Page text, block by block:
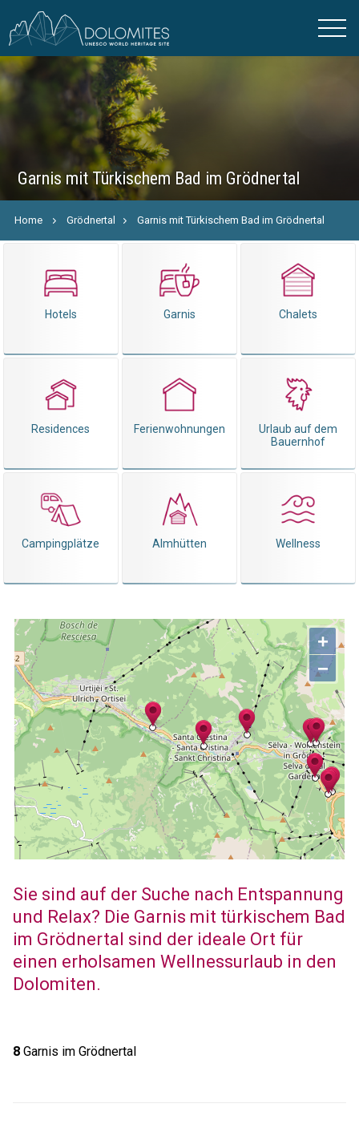
Garnis mit Türkischem Bad im Grödnertal
Home Grödnertal Garnis mit Türkischem Bad im Grödnertal
Hotels Garnis Chalets
Residences Ferienwohnungen
Urlaub auf dem
Bauernhof
Campingplätze Almhütten Wellness
+
−
Sie sind auf der Suche nach Entspannung
und Relax? Die Garnis mit türkischem Bad
im Grödnertal sind der ideale Ort für
einen erholsamen Wellnessurlaub in den
Dolomiten.
8Garnis im Grödnertal